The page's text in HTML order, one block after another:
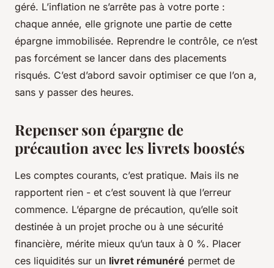
géré. L’inflation ne s’arrête pas à votre porte :
chaque année, elle grignote une partie de cette
épargne immobilisée. Reprendre le contrôle, ce n’est
pas forcément se lancer dans des placements
risqués. C’est d’abord savoir optimiser ce que l’on a,
sans y passer des heures.
Repenser son épargne de
précaution avec les livrets boostés
Les comptes courants, c’est pratique. Mais ils ne
rapportent rien - et c’est souvent là que l’erreur
commence. L’épargne de précaution, qu’elle soit
destinée à un projet proche ou à une sécurité
financière, mérite mieux qu’un taux à 0 %. Placer
ces liquidités sur un livret rémunéré permet de